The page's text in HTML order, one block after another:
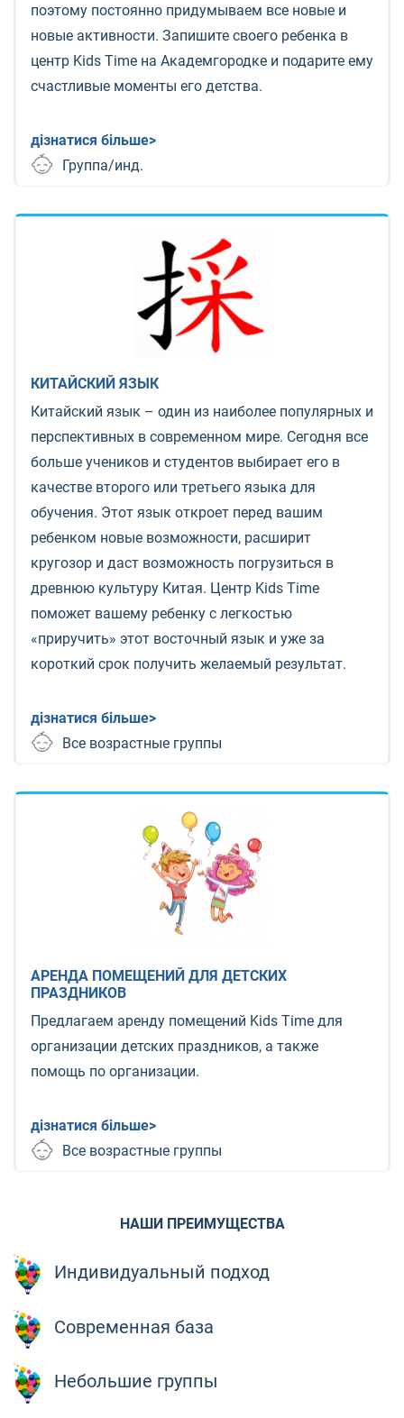
поэтому постоянно придумываем все новые и
новые активности. Запишите своего ребенка в
центр Kids Time на Академгородке и подарите ему
счастливые моменты его детства.
дізнатися більше>
Группа/инд.
КИТАЙСКИЙ ЯЗЫК
Китайский язык – один из наиболее популярных и
перспективных в современном мире. Сегодня все
больше учеников и студентов выбирает его в
качестве второго или третьего языка для
обучения. Этот язык откроет перед вашим
ребенком новые возможности, расширит
кругозор и даст возможность погрузиться в
древнюю культуру Китая. Центр Kids Time
поможет вашему ребенку с легкостью
«приручить» этот восточный язык и уже за
короткий срок получить желаемый результат.
дізнатися більше>
Все возрастные группы
АРЕНДА ПОМЕЩЕНИЙ ДЛЯ ДЕТСКИХ
ПРАЗДНИКОВ
Предлагаем аренду помещений Kids Time для
организации детских праздников, а также
помощь по организации.
дізнатися більше>
Все возрастные группы
НАШИ ПРЕИМУЩЕСТВА
Индивидуальный подход
Современная база
Небольшие группы